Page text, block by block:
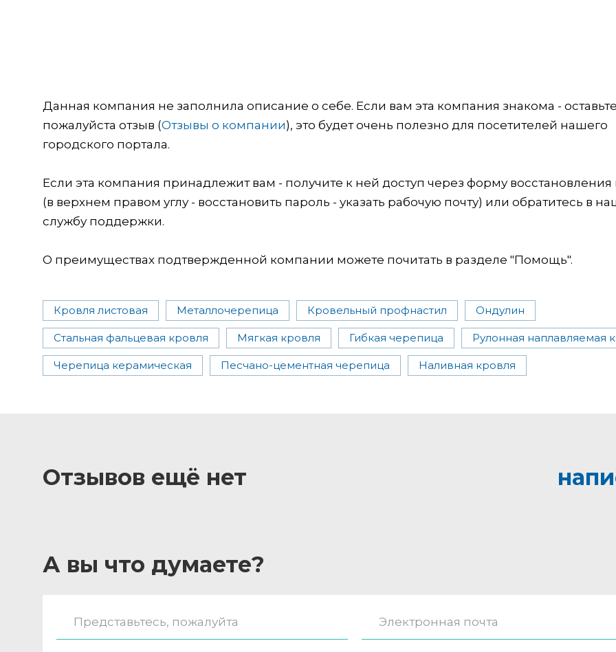
Данная компания не заполнила описание о себе. Если вам эта компания знакома -
пожалуйста отзыв (Отзывы о компании), это будет очень полезно для посетителей нашего
городского портала.
Если эта компания принадлежит вам - получите к ней доступ через форму восстановления
(в верхнем правом углу - восстановить пароль - указать рабочую почту) или обратитесь в
службу поддержки.
О преимуществах подтвержденной компании можете почитать в разделе "Помощь".
Кровля листовая Металлочерепица Кровельный профнастил Ондулин
Стальная фальцевая кровля Мягкая кровля Гибкая черепица Рулонная наплавляемая
Черепица керамическая Песчано-цементная черепица Наливная кровля
Отзывов ещё нет
А вы что думаете?